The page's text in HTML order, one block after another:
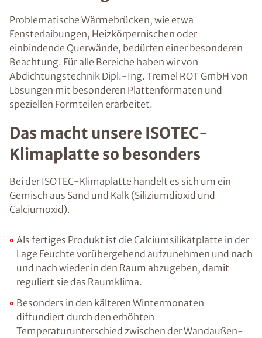
Problematische Wärmebrücken, wie etwa
Fensterlaibungen, Heizkörpernischen oder
einbindende Querwände, bedürfen einer besonderen
Beachtung. Für alle Bereiche haben wir von
Abdichtungstechnik Dipl.-Ing. Tremel ROT GmbH von
Lösungen mit besonderen Plattenformaten und
speziellen Formteilen erarbeitet.
Das macht unsere ISOTEC-
Klimaplatte so besonders
Bei der ISOTEC-Klimaplatte handelt es sich um ein
Gemisch aus Sand und Kalk (Siliziumdioxid und
Calciumoxid).
Als fertiges Produkt ist die Calciumsilikatplatte in der
Lage Feuchte vorübergehend aufzunehmen und nach
und nach wieder in den Raum abzugeben, damit
reguliert sie das Raumklima.
Besonders in den kälteren Wintermonaten
diffundiert durch den erhöhten
Temperaturunterschied zwischen der Wandaußen-